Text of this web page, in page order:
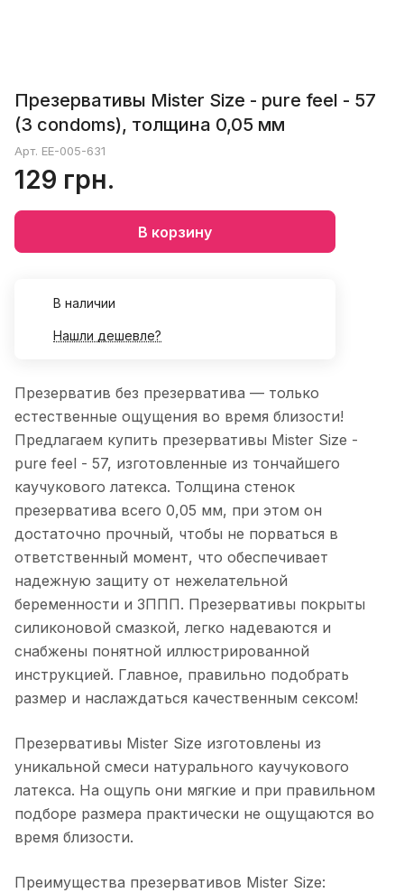
Презервативы Mister Size - pure feel - 57
(3 condoms), толщина 0,05 мм
Арт. EE-005-631
129 грн.
В корзину
В наличии
Нашли дешевле?
Презерватив без презерватива — только
естественные ощущения во время близости!
Предлагаем купить презервативы Mister Size -
pure feel - 57, изготовленные из тончайшего
каучукового латекса. Толщина стенок
презерватива всего 0,05 мм, при этом он
достаточно прочный, чтобы не порваться в
ответственный момент, что обеспечивает
надежную защиту от нежелательной
беременности и ЗППП. Презервативы покрыты
силиконовой смазкой, легко надеваются и
снабжены понятной иллюстрированной
инструкцией. Главное, правильно подобрать
размер и наслаждаться качественным сексом!
Презервативы Mister Size изготовлены из
уникальной смеси натурального каучукового
латекса. На ощупь они мягкие и при правильном
подборе размера практически не ощущаются во
время близости.
Преимущества презервативов Mister Size: